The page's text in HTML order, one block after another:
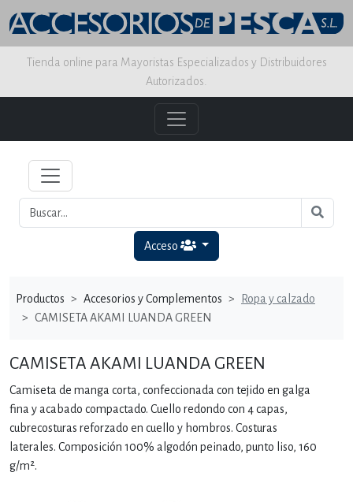
Tienda online para Mayoristas Especializados y Distribuidores
Autorizados.
Acceso
Productos Accesorios y Complementos
Ropa y calzado
CAMISETA AKAMI LUANDA GREEN
CAMISETA AKAMI LUANDA GREEN
Camiseta de manga corta, confeccionada con tejido en galga
fina y acabado compactado. Cuello redondo con 4 capas,
cubrecosturas reforzado en cuello y hombros. Costuras
laterales. Composición 100% algodón peinado, punto liso, 160
g/m².